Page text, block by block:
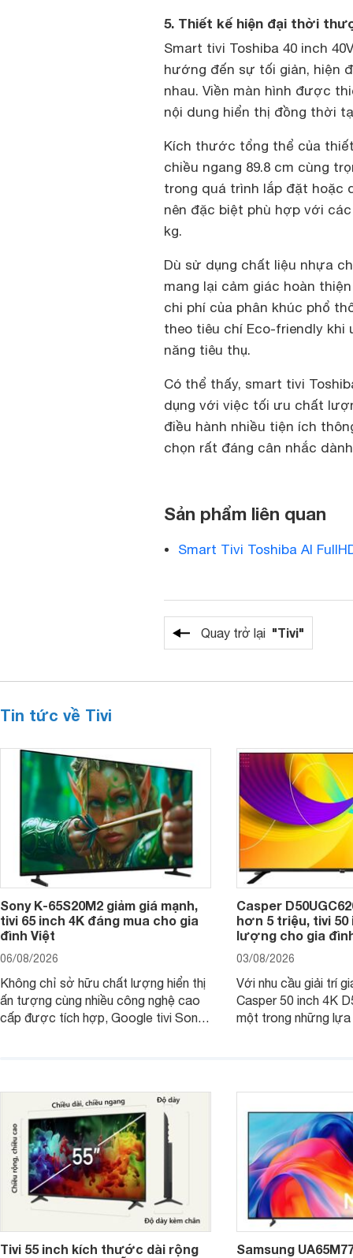
5. Thiết kế hiện đại thời
Smart tivi Toshiba 40 inch
hướng đến sự tối giản, hiện
nhau. Viền màn hình được
nội dung hiển thị đồng thời
Kích thước tổng thể của
chiều ngang 89.8 cm cùng
trong quá trình lắp đặt hoặc
nên đặc biệt phù hợp với
kg.
Dù sử dụng chất liệu nhựa
mang lại cảm giác hoàn
chi phí của phân khúc phổ
theo tiêu chí Eco-friendly
năng tiêu thụ.
Có thể thấy, smart tivi
dụng với việc tối ưu chất
điều hành nhiều tiện ích
chọn rất đáng cân nhắc
Sản phẩm liên quan
Smart Tivi Toshiba AI
Quay trở lại "Tivi"
Tin tức về Tivi
Sony K-65S20M2 giảm giá mạnh,
tivi 65 inch 4K đáng mua cho gia
đình Việt
06/08/2026
Không chỉ sở hữu chất lượng hiển thị
ấn tượng cùng nhiều công nghệ cao
cấp được tích hợp, Google tivi Sony
Casper
hơn 5 triệu, tivi 50
lượng cho gia
03/08/2026
Với nhu cầu giải trí
Casper 50 inch 4K
một trong những lựa
Tivi 55 inch kích thước dài rộng
Samsung